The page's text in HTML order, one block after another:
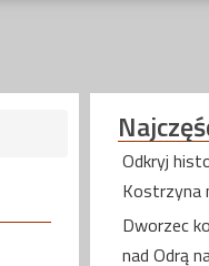
Odkryj
Kostrzyna
Dworzec
nad Odrą